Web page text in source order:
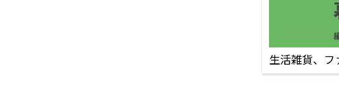
生活雑貨、